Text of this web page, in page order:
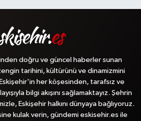
doğru ve güncel haberler sunan
tarihini, kültürünü ve dinamizmini
her köşesinden, tarafsız ve
bilgi akışını sağlamaktayız. Şehrin
Eskişehir halkını dünyaya bağlıyoruz.
kulak verin, gündemi eskisehir.es ile